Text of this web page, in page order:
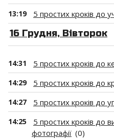
13:19 5 простих кроків до
16 Грудня, Вівторок
14:31 5 простих кроків до
14:29 5 простих кроків до
14:27 5 простих кроків до
14:25
5 простих кроків до
фотографії (0)